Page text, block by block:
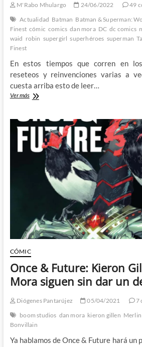
M'Rabo Mhulargo 24/06/2022
49
Actualidad Batman Batman & Superman:
Finest cómic comics dan mora DC dc comics
waid robin supergirl superhéroes superman
Finest
En estos tiempos que corren en
reseteos y reinvenciones varias a
cuesta arriba esto de leer…
Ver másBatman
World’s
Diversión
clásicos
Mark
Waid,
Dan
Mora
y
Tamra
Bonvillain
CÓMIC
Once & Future: Kieron
Mora siguen sin dar un
Diógenes Pantarújez 05/04/2021
7
boom studios dan mora kieron gillen Merlin
Bonvillain
Ya hablamos de Once & Future hará un